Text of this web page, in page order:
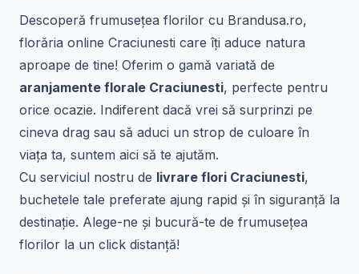
Descoperă frumusețea florilor cu Brandusa.ro,
florăria online Craciunesti care îți aduce natura
aproape de tine! Oferim o gamă variată de
aranjamente florale Craciunesti, perfecte pentru
orice ocazie. Indiferent dacă vrei să surprinzi pe
cineva drag sau să aduci un strop de culoare în
viața ta, suntem aici să te ajutăm.
Cu serviciul nostru de livrare flori Craciunesti,
buchetele tale preferate ajung rapid și în siguranță la
destinație. Alege-ne și bucură-te de frumusețea
florilor la un click distanță!